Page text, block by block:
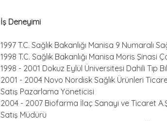
İş Deneyimi
1997 T.C. Sağlık Bakanlığı Manisa 9 Numaralı
1998 T.C. Sağlık Bakanlığı Manisa Moris Şinasi
1998 - 2001 Dokuz Eylül Üniversitesi Dahili Tıp
2001 - 2004 Novo Nordisk Sağlık Ürünleri
Satış Pazarlama Yöneticisi
2004 - 2007 Biofarma İlaç Sanayi ve Ticaret
Satış Müdürü